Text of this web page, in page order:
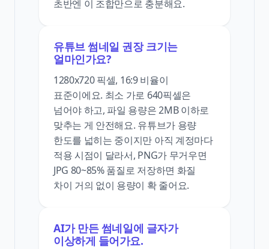
초반엔 이 조합만으로 충분해요.
유튜브 썸네일 권장 크기는
얼마인가요?
1280x720 픽셀, 16:9 비율이
표준이에요. 최소 가로 640픽셀은
넘어야 하고, 파일 용량은 2MB 이하로
맞추는 게 안전해요. 유튜브가 용량
한도를 넓히는 중이지만 아직 계정마다
적용 시점이 달라서, PNG가 무거우면
JPG 80~85% 품질로 저장하면 화질
차이 거의 없이 용량이 확 줄어요.
AI가 만든 썸네일에 글자가
이상하게 들어가요.